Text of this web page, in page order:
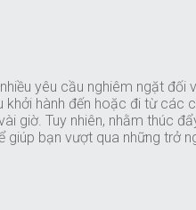
yêu cầu nghiêm ngặt
hành đến hoặc đi từ các
giờ. Tuy nhiên, nhằm thúc
bạn vượt qua những trở